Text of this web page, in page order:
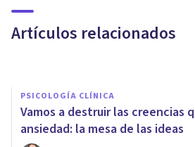
Artículos relacionados
toma de decisiones?
PSICOLOGÍA CLÍNICA
Vamos a destruir las creencias
ansiedad: la mesa de las ideas